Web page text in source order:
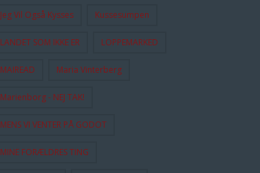
Jeg Vil Også Kysses Kussesumpen
LANDET SOM IKKE ER LOPPEMARKED
MAIREAD Maria Vinterberg
Marienborg - NEJ TAK!
MENS VI VENTER PÅ GODOT
MINE FORÆLDRES TING